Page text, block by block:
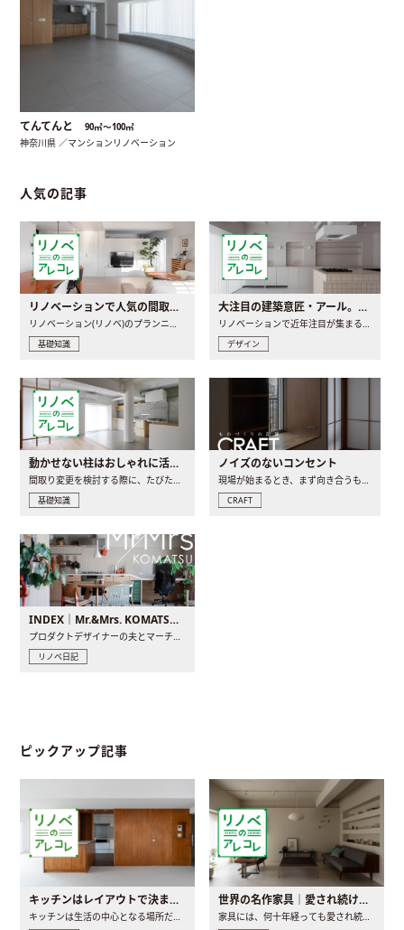
てんてんと 90㎡〜100㎡
神奈川県 ／マンションリノベーション
人気の記事
リノベーションで人気の間取りとは？トレンドの間取りと実例を徹底解説
基礎知識
大注目の建築意匠・アール。人気の理由と空間に取り入れるポイント
デザイン
動かせない柱はおしゃれに活用！柱を魅せるリノベーション(リノベ)4選
基礎知識
ノイズのないコンセント
CRAFT
INDEX｜Mr.&Mrs. KOMATSU renovation diary
リノベ日記
ピックアップ記事
キッチンはレイアウトで決まる。後悔しないための考え方と選び方
キッチンは生活の中心となる場所だからこそ、家の中のどこに置..
世界の名作家具｜愛され続ける理由と一生モノとの出会い方
家具には、何十年経っても愛され続ける「名作」と呼ばれるもの..